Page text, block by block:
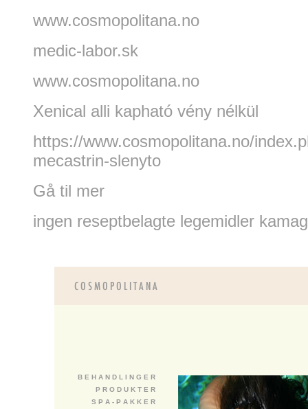
www.cosmopolitana.no
medic-labor.sk
www.cosmopolitana.no
Xenical alli kapható vény nélkül
https://www.cosmopolitana.no/
mecastrin-slenyto
Gå til mer
ingen reseptbelagte legemidler
B E H A N D L I N G E R
P R O D U K T E R
S P A - P A K K E R